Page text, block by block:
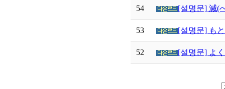
54 [설명문] 減(
53 [설명문] も
52 [설명문] よ